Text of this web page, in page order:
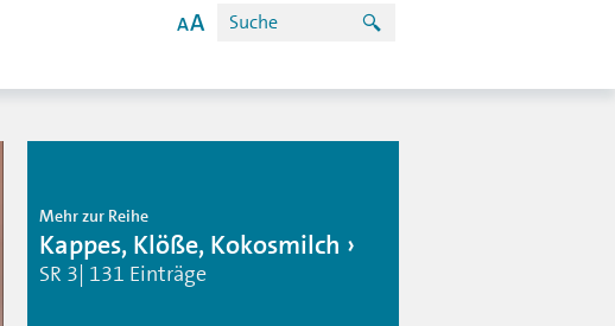
Mehr zur Reihe
Kappes, Klöße, Kokosmilch
SR 3| 131 Einträge